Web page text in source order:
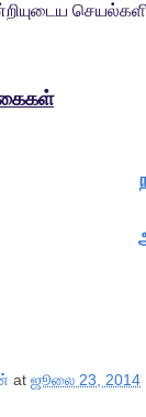
at ஜூலை 23, 2014